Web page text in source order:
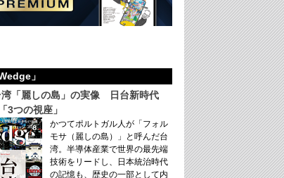
」
「麗しの島」の実像 日台新時代
3つの視座」
かつてポルトガル人が「フォル
モサ（麗しの島）」と呼んだ台
湾。半導体産業で世界の最先端
技術をリードし、日本統治時代
の記憶も、歴史の一部として内